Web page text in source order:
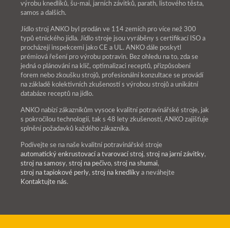
výrobu knedlíků, šu-mai, jarních závitků, parath, listového těsta,
samos a dalších.
Jídlo stroj ANKO byl prodán ve 114 zemích pro více než 300
typů etnického jídla. Jídlo stroje jsou vyráběny s certifikací ISO a
procházejí inspekcemi jako CE a UL. ANKO dále poskytl
prémiová řešení pro výrobu potravin. Bez ohledu na to, zda se
jedná o plánování na klíč, optimalizaci receptů, přizpůsobení
forem nebo zkoušku strojů, profesionální konzultace se provádí
na základě kolektivních zkušeností s výrobou strojů a unikátní
databáze receptů na jídlo.
ANKO nabízí zákazníkům vysoce kvalitní potravinářské stroje, jak
s pokročilou technologií, tak s 48 lety zkušeností, ANKO zajišťuje
splnění požadavků každého zákazníka.
Podívejte se na naše kvalitní potravinářské stroje
automatický enkrustovací a tvarovací stroj, stroj na jarní závitky,
stroj na samosy, stroj na pečivo, stroj na shumai,
stroj na tapiokové perly, stroj na knedlíky a neváhejte
Kontaktujte nás.